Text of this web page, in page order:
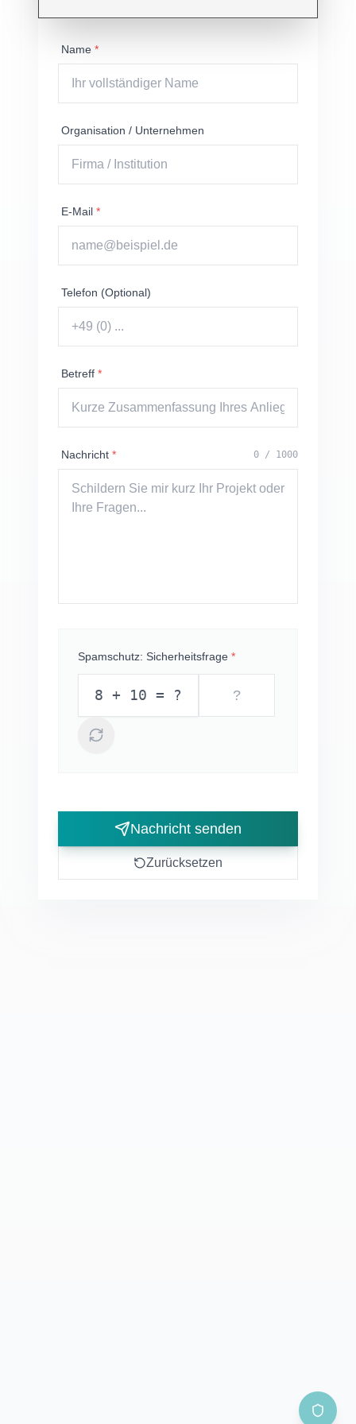
Name *
Organisation / Unternehmen
E-Mail *
Telefon (Optional)
Betreff *
Nachricht * 0 / 1000
Spamschutz: Sicherheitsfrage *
8 + 10 = ?
Zurücksetzen
Nachricht senden